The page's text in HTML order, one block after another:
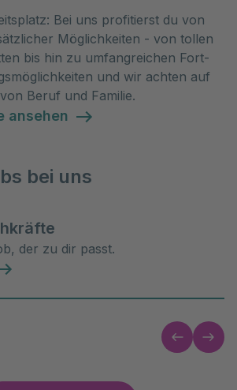
Bei uns profitierst du von
Möglichkeiten - von tollen
bis hin zu umfangreichen Fort-
und wir achten auf
Beruf und Familie.
ansehen
bei uns
der zu dir passt.